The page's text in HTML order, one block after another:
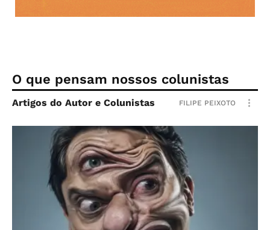
O que pensam nossos colunistas
Artigos do Autor e Colunistas FILIPE PEIXOTO